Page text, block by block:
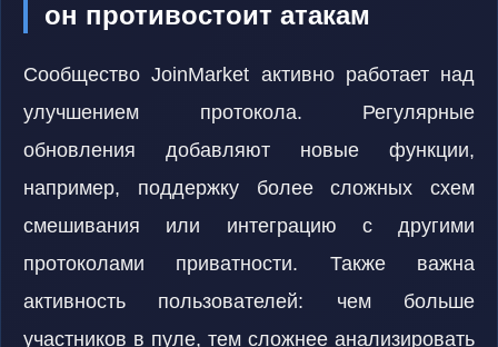
он противостоит атакам
Сообщество JoinMarket активно работает над
улучшением протокола. Регулярные
обновления добавляют новые функции,
например, поддержку более сложных схем
смешивания или интеграцию с другими
протоколами приватности. Также важна
активность пользователей: чем больше
участников в пуле, тем сложнее анализировать